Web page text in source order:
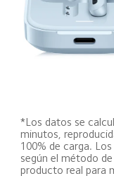
*Los datos se
minutos,
100% de carga.
según el método
producto real para